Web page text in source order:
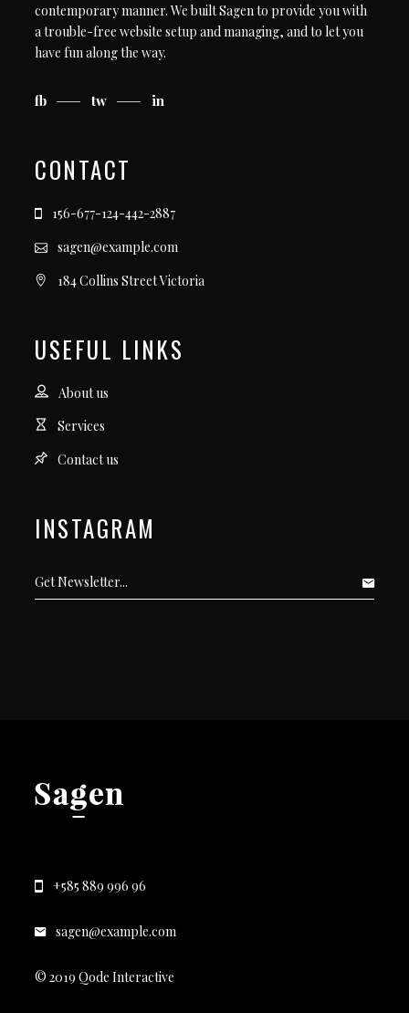
contemporary manner. We built Sagen to provide you with
a trouble-free website setup and managing, and to let you
have fun along the way.
fb tw in
CONTACT
156-677-124-442-2887
sagen@example.com
184 Collins Street Victoria
USEFUL LINKS
About us
Services
Contact us
INSTAGRAM
+585 889 996 96
sagen@example.com
© 2019 Qode Interactive